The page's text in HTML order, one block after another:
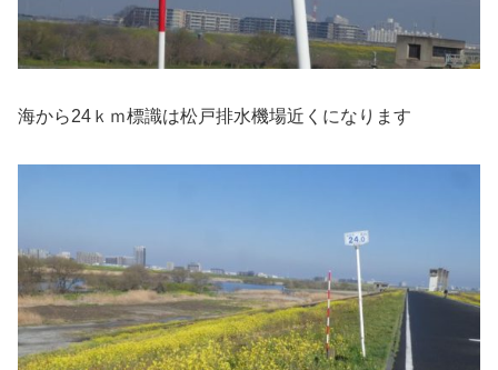
海から24ｋｍ標識は松戸排水機場近くになります